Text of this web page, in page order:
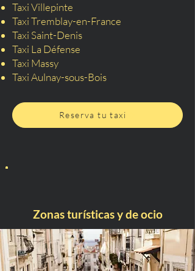
Taxi Villepinte
Taxi Tremblay-en-France
Taxi Saint-Denis
Taxi La Défense
Taxi Massy
Taxi Aulnay-sous-Bois
Reserva tu taxi
Zonas turísticas y de ocio